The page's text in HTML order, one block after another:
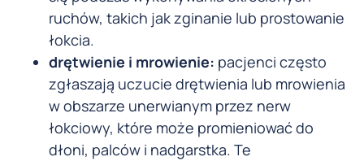
ruchów, takich jak zginanie lub prostowanie
łokcia.
drętwienie i mrowienie: pacjenci często
zgłaszają uczucie drętwienia lub mrowienia
w obszarze unerwianym przez nerw
łokciowy, które może promieniować do
dłoni, palców i nadgarstka. Te